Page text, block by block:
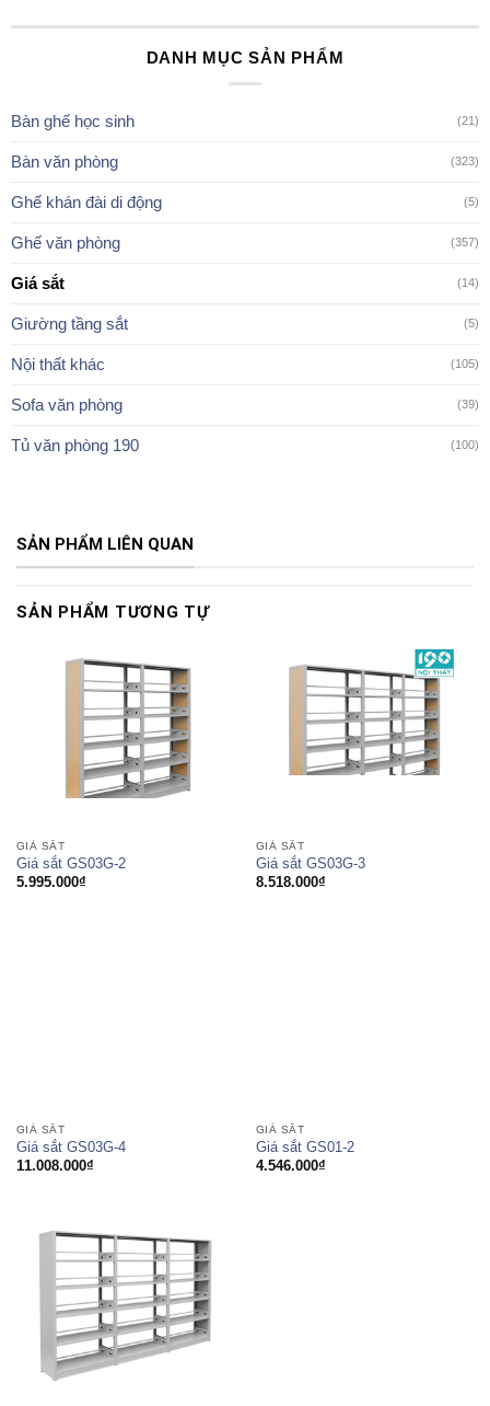
DANH MỤC SẢN PHẨM
Bàn ghế học sinh (21)
Bàn văn phòng (323)
Ghế khán đài di động (5)
Ghế văn phòng (357)
Giá sắt (14)
Giường tầng sắt (5)
Nội thất khác (105)
Sofa văn phòng (39)
Tủ văn phòng 190 (100)
SẢN PHẨM LIÊN QUAN
SẢN PHẨM TƯƠNG TỰ
GIÁ SẮT
Giá sắt GS03G-2
5.995.000₫
GIÁ SẮT
Giá sắt GS03G-3
8.518.000₫
GIÁ SẮT
Giá sắt GS03G-4
11.008.000₫
GIÁ SẮT
Giá sắt GS01-2
4.546.000₫